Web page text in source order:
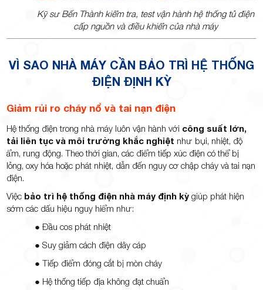
Kỹ sư Bến Thành kiểm tra, test vận hành hệ thống tủ điện
cấp nguồn và điều khiển của nhà máy
VÌ SAO NHÀ MÁY CẦN BẢO TRÌ HỆ THỐNG
ĐIỆN ĐỊNH KỲ
Giảm rủi ro cháy nổ và tai nạn điện
Hệ thống điện trong nhà máy luôn vận hành với công suất lớn,
tải liên tục và môi trường khắc nghiệt như bụi, nhiệt, độ
ẩm, rung động. Theo thời gian, các điểm tiếp xúc điện có thể bị
lỏng, oxy hóa hoặc phát nhiệt, dẫn đến nguy cơ chập cháy và tai nạn
điện.
Việc bảo trì hệ thống điện nhà máy định kỳ giúp phát hiện
sớm các dấu hiệu nguy hiểm như:
● Đầu cos phát nhiệt
● Suy giảm cách điện dây cáp
● Tiếp điểm đóng cắt bị mòn cháy
● Hệ thống tiếp địa không đạt chuẩn